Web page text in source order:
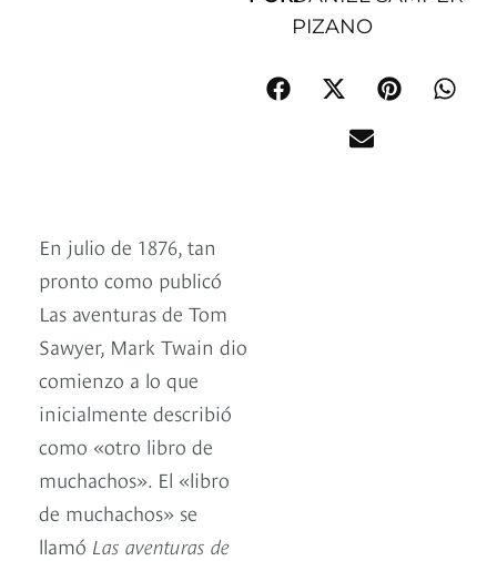
PIZANO
En julio de 1876, tan
pronto como publicó
Las aventuras de Tom
Sawyer, Mark Twain dio
comienzo a lo que
inicialmente describió
como «otro libro de
muchachos». El «libro
de muchachos» se
llamó Las aventuras de